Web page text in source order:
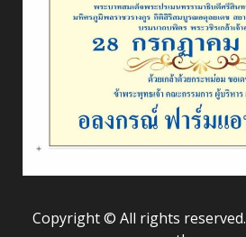
Copyright © All rights reserved.